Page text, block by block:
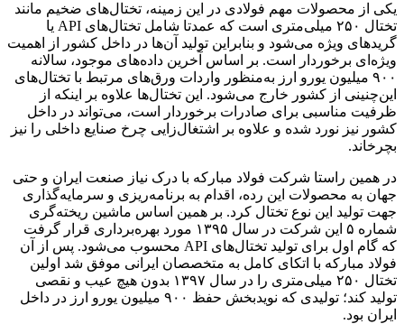
یکی از محصولات مهم فولادی در این زمینه، تختال‌های ضخیم مانند
تختال ۲۵۰ میلی‌متری است که عمدتا شامل تختال‌های API یا
گریدهای ویژه می‌شود و بنابراین تولید آن‌ها در داخل کشور از اهمیت
ویژه‌ای برخوردار است. بر اساس آخرین داده‌های موجود، سالانه
۹۰۰ میلیون یورو ارز به‌منظور واردات ورق‌های مرتبط با تختال‌های
این‌چنینی از کشور خارج می‌شود. این تختال‌ها علاوه بر اینکه از
ظرفیت مناسبی برای صادرات برخوردار است، می‌تواند در داخل
کشور نیز نورد شده و علاوه بر اشتغال‌زایی چرخ صنایع داخلی را نیز
بچرخاند.
در همین راستا شرکت فولاد مبارکه با درک نیاز صنعت ایران و حتی
جهان به محصولات این رده، اقدام به برنامه‌ریزی و سرمایه‌گذاری
جهت تولید این نوع تختال کرد. بر همین اساس ماشین ریخته‌گری
شماره ۵ این شرکت در سال ۱۳۹۵ مورد بهره‌برداری قرار گرفت
که گام اول برای تولید تختال‌های API محسوب می‌شود. پس از آن
فولاد مبارکه با اتکای کامل به متخصصان ایرانی موفق شد اولین
تختال ۲۵۰ میلی‌متری را در سال ۱۳۹۷ بدون هیچ عیب و نقصی
تولید کند؛ تولیدی که نویدبخش حفظ ۹۰۰ میلیون یورو ارز در داخل
ایران بود.